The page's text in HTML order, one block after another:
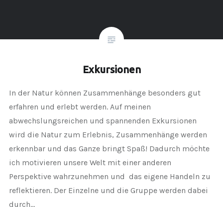
Exkursionen
In der Natur können Zusammenhänge besonders gut
erfahren und erlebt werden. Auf meinen
abwechslungsreichen und spannenden Exkursionen
wird die Natur zum Erlebnis, Zusammenhänge werden
erkennbar und das Ganze bringt Spaß! Dadurch möchte
ich motivieren unsere Welt mit einer anderen
Perspektive wahrzunehmen und das eigene Handeln zu
reflektieren. Der Einzelne und die Gruppe werden dabei
durch…